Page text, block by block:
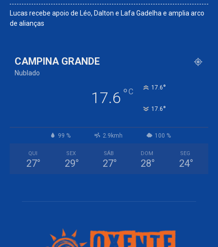
Lucas recebe apoio de Léo, Dalton e Lafa Gadelha e amplia arco
de alianças
CAMPINA GRANDE
Nublado
17.6 °C 17.6°
17.6°
99 % 2.9kmh 100 %
QUI
27°
SEX
29°
SÁB
27°
DOM
28°
SEG
24°